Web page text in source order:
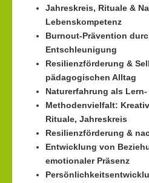
Jahreskreis, Rituale &
Lebenskompetenz
Burnout-Prävention
Entschleunigung
Resilienzförderung &
pädagogischen Alltag
Naturerfahrung als
Methodenvielfalt:
Rituale, Jahreskreis
Resilienzförderung &
Entwicklung von
emotionaler Präsenz